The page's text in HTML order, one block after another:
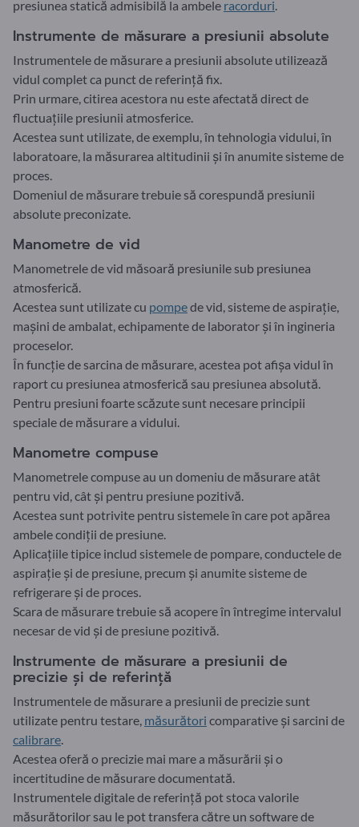
presiunea statică admisibilă la ambele racorduri.
Instrumente de măsurare a presiunii absolute
Instrumentele de măsurare a presiunii absolute utilizează
vidul complet ca punct de referință fix.
Prin urmare, citirea acestora nu este afectată direct de
fluctuațiile presiunii atmosferice.
Acestea sunt utilizate, de exemplu, în tehnologia vidului, în
laboratoare, la măsurarea altitudinii și în anumite sisteme de
proces.
Domeniul de măsurare trebuie să corespundă presiunii
absolute preconizate.
Manometre de vid
Manometrele de vid măsoară presiunile sub presiunea
atmosferică.
Acestea sunt utilizate cu pompede vid, sisteme de aspirație,
mașini de ambalat, echipamente de laborator și în ingineria
proceselor.
În funcție de sarcina de măsurare, acestea pot afișa vidul în
raport cu presiunea atmosferică sau presiunea absolută.
Pentru presiuni foarte scăzute sunt necesare principii
speciale de măsurare a vidului.
Manometre compuse
Manometrele compuse au un domeniu de măsurare atât
pentru vid, cât și pentru presiune pozitivă.
Acestea sunt potrivite pentru sistemele în care pot apărea
ambele condiții de presiune.
Aplicațiile tipice includ sistemele de pompare, conductele de
aspirație și de presiune, precum și anumite sisteme de
refrigerare și de proces.
Scara de măsurare trebuie să acopere în întregime intervalul
necesar de vid și de presiune pozitivă.
Instrumente de măsurare a presiunii de
precizie și de referință
Instrumentele de măsurare a presiunii de precizie sunt
utilizate pentru testare, măsurători comparative și sarcini de
calibrare.
Acestea oferă o precizie mai mare a măsurării și o
incertitudine de măsurare documentată.
Instrumentele digitale de referință pot stoca valorile
măsurătorilor sau le pot transfera către un software de